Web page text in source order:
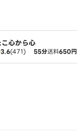
こ心から心
3.6(471) 55分送料650円